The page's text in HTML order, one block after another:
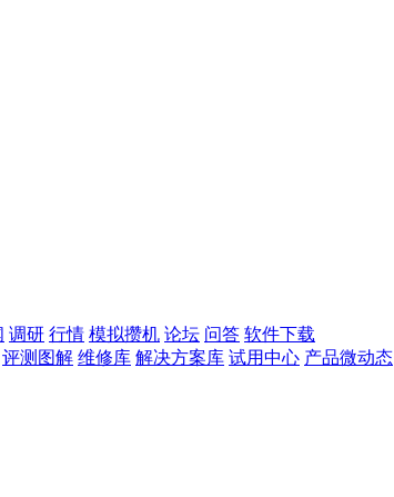
调研 行情 模拟攒机 论坛 问答 软件下载
评测图解 维修库 解决方案库 试用中心 产品微动态